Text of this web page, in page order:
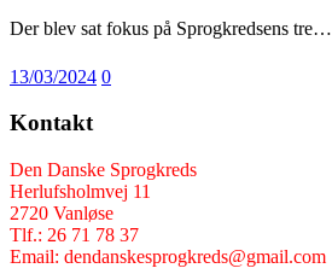
Der blev sat fokus på Sprogkredsens tre…
13/03/2024 0
Kontakt
Den Danske Sprogkreds
Herlufsholmvej 11
2720 Vanløse
Tlf.: 26 71 78 37
Email: dendanskesprogkreds@gmail.com